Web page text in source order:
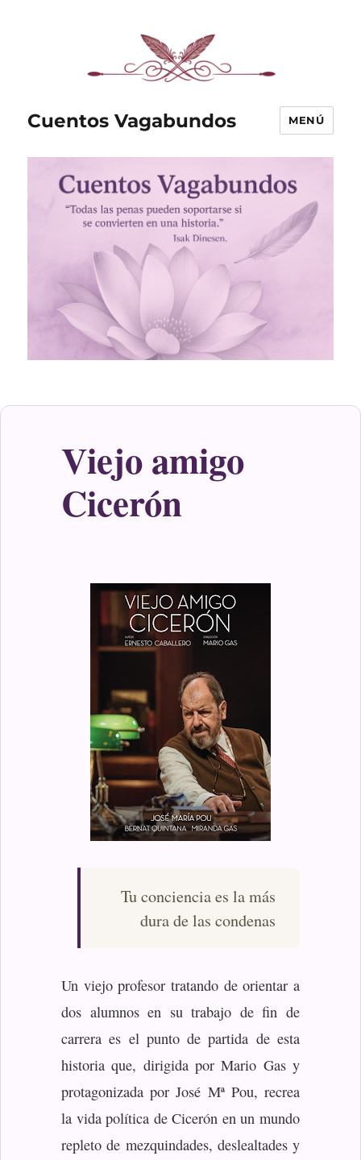
Cuentos Vagabundos MENÚ
Viejo amigo
Cicerón
Tu conciencia es la más
dura de las condenas
Un viejo profesor tratando de orientar a
dos alumnos en su trabajo de fin de
carrera es el punto de partida de esta
historia que, dirigida por Mario Gas y
protagonizada por José Mª Pou, recrea
la vida política de Cicerón en un mundo
repleto de mezquindades, deslealtades y